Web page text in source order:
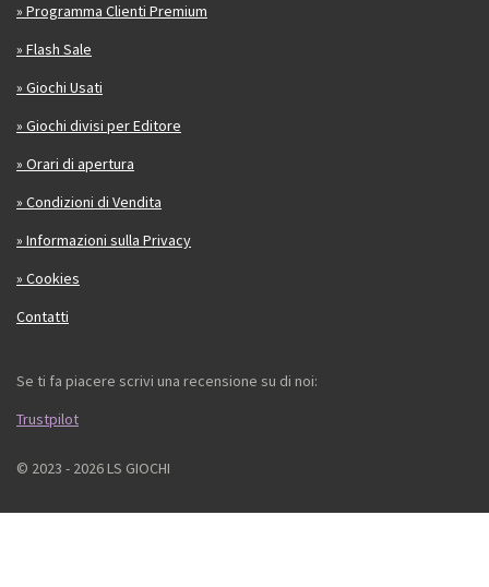
» Programma Clienti Premium
» Flash Sale
» Giochi Usati
» Giochi divisi per Editore
» Orari di apertura
» Condizioni di Vendita
» Informazioni sulla Privacy
» Cookies
Contatti
Se ti fa piacere scrivi una recensione su di noi:
Trustpilot
© 2023 - 2026 LS GIOCHI